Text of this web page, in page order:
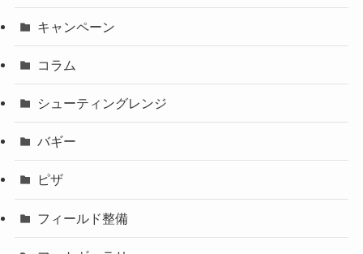
キャンペーン
コラム
シューティングレンジ
バギー
ピザ
フィールド整備